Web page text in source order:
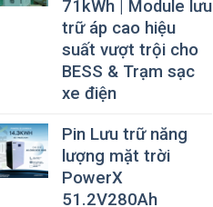
71kWh | Module lưu
trữ áp cao hiệu
suất vượt trội cho
BESS & Trạm sạc
xe điện
Pin Lưu trữ năng
lượng mặt trời
PowerX
51.2V280Ah